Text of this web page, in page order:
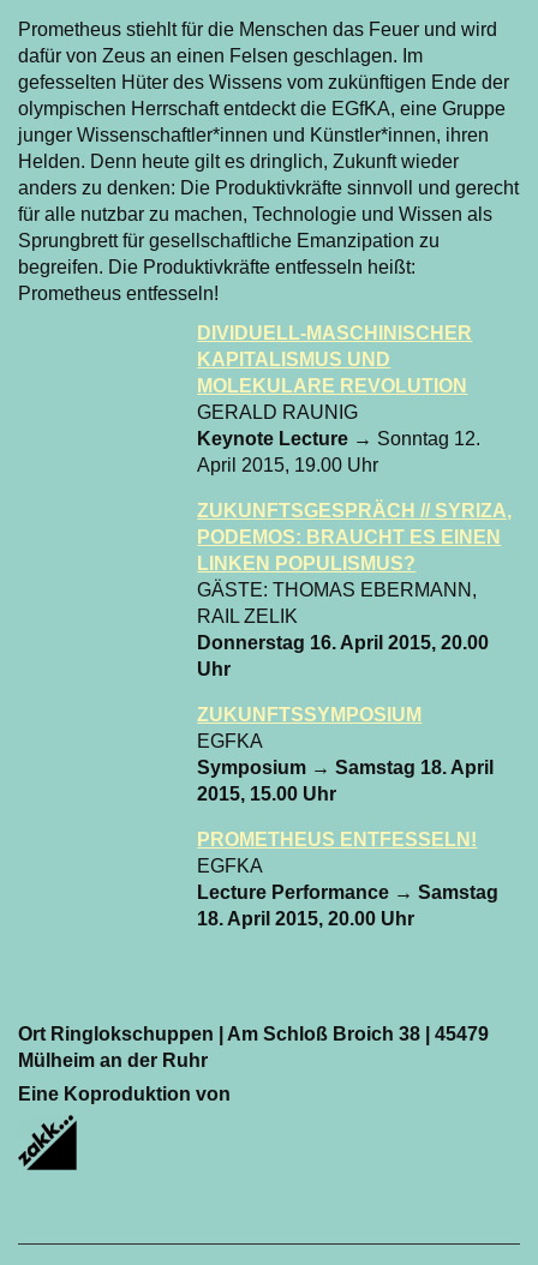
Prometheus stiehlt für die Menschen das Feuer und wird
dafür von Zeus an einen Felsen geschlagen. Im
gefesselten Hüter des Wissens vom zukünftigen Ende der
olympischen Herrschaft entdeckt die EGfKA, eine Gruppe
junger Wissenschaftler*innen und Künstler*innen, ihren
Helden. Denn heute gilt es dringlich, Zukunft wieder
anders zu denken: Die Produktivkräfte sinnvoll und gerecht
für alle nutzbar zu machen, Technologie und Wissen als
Sprungbrett für gesellschaftliche Emanzipation zu
begreifen. Die Produktivkräfte entfesseln heißt:
Prometheus entfesseln!
DIVIDUELL-MASCHINISCHER
KAPITALISMUS UND
MOLEKULARE REVOLUTION
GERALD RAUNIG
Keynote Lecture → Sonntag 12.
April 2015, 19.00 Uhr
ZUKUNFTSGESPRÄCH // SYRIZA,
PODEMOS: BRAUCHT ES EINEN
LINKEN POPULISMUS?
GÄSTE: THOMAS EBERMANN,
RAIL ZELIK
Donnerstag 16. April 2015, 20.00
Uhr
ZUKUNFTSSYMPOSIUM
EGFKA
Symposium → Samstag 18. April
2015, 15.00 Uhr
PROMETHEUS ENTFESSELN!
EGFKA
Lecture Performance → Samstag
18. April 2015, 20.00 Uhr
Ort Ringlokschuppen | Am Schloß Broich 38 | 45479
Mülheim an der Ruhr
Eine Koproduktion von